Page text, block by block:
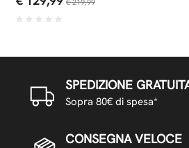
SPEDIZIONE
Sopra 80€ di spesa*
CONSEGNA VELOCE